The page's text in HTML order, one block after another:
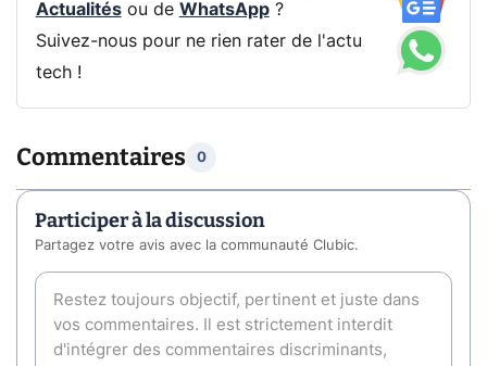
Actualitésou de WhatsApp?
Suivez-nous pour ne rien rater de l'actu
tech !
Commentaires 0
Participer à la discussion
Partagez votre avis avec la communauté Clubic.